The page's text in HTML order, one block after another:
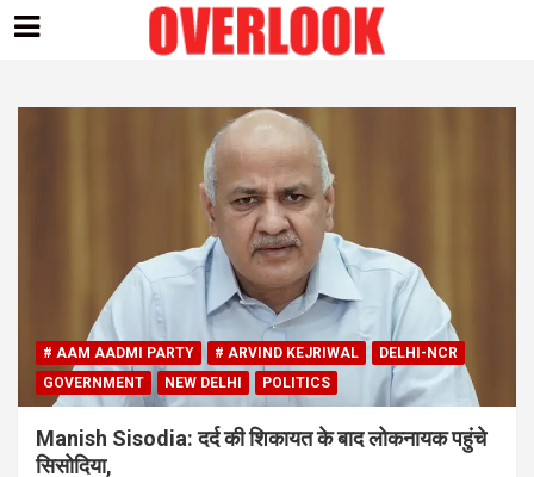
# AAM AADMI PARTY # ARVIND KEJRIWAL
DELHI-NCR
GOVERNMENT
NEW DELHI POLITICS
Manish Sisodia: दर्द की शिकायत के बाद लोकनायक पहुंचे
सिसोदिया,